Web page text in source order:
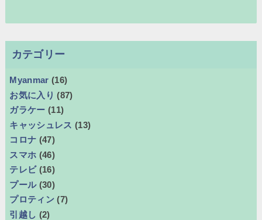
カテゴリー
Myanmar (16)
お気に入り (87)
ガラケー (11)
キャッシュレス (13)
コロナ (47)
スマホ (46)
テレビ (16)
プール (30)
プロティン (7)
引越し (2)